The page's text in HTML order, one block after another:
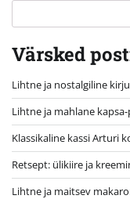
Värsked
Lihtne ja nostalgiline
Lihtne ja mahlane
Klassikaline kassi Arturi
Retsept: ülikiire ja
Lihtne ja maitsev